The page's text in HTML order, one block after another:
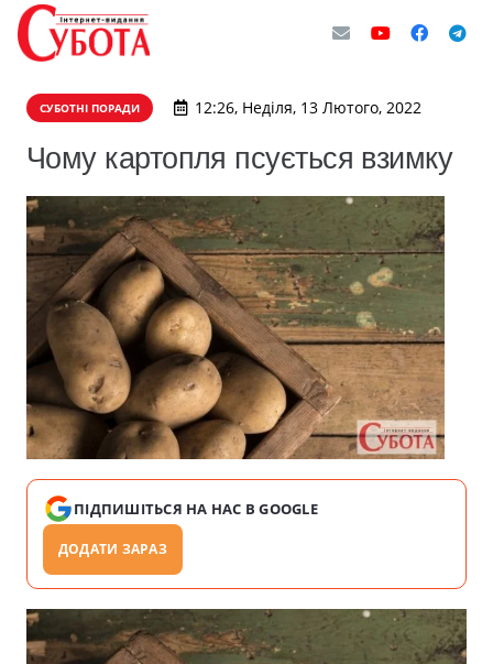
СУБОТНІ ПОРАДИ 12:26, Неділя, 13 Лютого, 2022
Чому картопля псується взимку
ПІДПИШІТЬСЯ НА НАС В GOOGLE
ДОДАТИ ЗАРАЗ